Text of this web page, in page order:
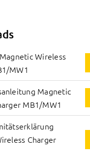
Wireless
MW1
Magnetic
MB1/MW1
Charger